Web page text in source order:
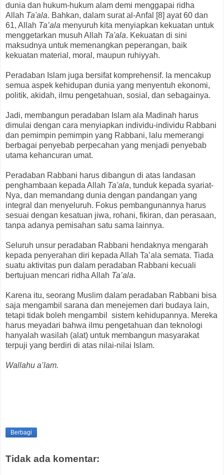
dunia dan hukum-hukum alam demi menggapai ridha
Allah Ta'ala. Bahkan, dalam surat al-Anfal [8] ayat 60 dan
61, Allah Ta’ala menyuruh kita menyiapkan kekuatan untuk
menggetarkan musuh Allah Ta'ala. Kekuatan di sini
maksudnya untuk memenangkan peperangan, baik
kekuatan material, moral, maupun ruhiyyah.
Peradaban Islam juga bersifat komprehensif. Ia mencakup
semua aspek kehidupan dunia yang menyentuh ekonomi,
politik, akidah, ilmu pengetahuan, sosial, dan sebagainya.
Jadi, membangun peradaban Islam ala Madinah harus
dimulai dengan cara menyiapkan individu-individu Rabbani
dan pemimpin pemimpin yang Rabbani, lalu memerangi
berbagai penyebab perpecahan yang menjadi penyebab
utama kehancuran umat.
Peradaban Rabbani harus dibangun di atas landasan
penghambaan kepada Allah Ta'ala, tunduk kepada syariat-
Nya, dan memandang dunia dengan pandangan yang
integral dan menyeluruh. Fokus pembangunannya harus
sesuai dengan kesatuan jiwa, rohani, fikiran, dan perasaan,
tanpa adanya pemisahan satu sama lainnya.
Seluruh unsur peradaban Rabbani hendaknya mengarah
kepada penyerahan diri kepada Allah Ta’ala semata. Tiada
suatu aktivitas pun dalam peradaban Rabbani kecuali
bertujuan mencari ridha Allah Ta’ala.
Karena itu, seorang Muslim dalam peradaban Rabbani bisa
saja mengambil sarana dan menejemen dari budaya lain,
tetapi tidak boleh mengambil sistem kehidupannya. Mereka
harus meyadari bahwa ilmu pengetahuan dan teknologi
hanyalah wasilah (alat) untuk membangun masyarakat
terpuji yang berdiri di atas nilai-nilai Islam.
Wallahu a’lam.
Berbagi
Tidak ada komentar: